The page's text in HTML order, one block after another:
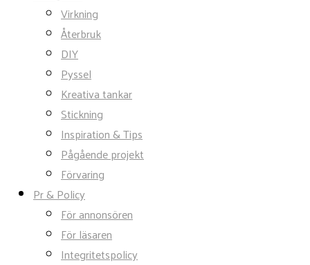
Virkning
Återbruk
DIY
Pyssel
Kreativa tankar
Stickning
Inspiration & Tips
Pågående projekt
Förvaring
Pr & Policy
För annonsören
För läsaren
Integritetspolicy